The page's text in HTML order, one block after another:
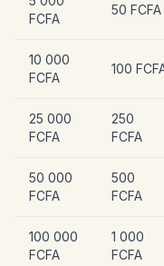
FCFA
50 FCFA
10 000
FCFA
100
25 000
FCFA
250
FCFA
50 000
FCFA
500
FCFA
100 000
FCFA
1 000
FCFA